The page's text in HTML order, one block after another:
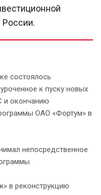
состоялось
к пуску новых
и окончанию
ОАО «Фортум» в
непосредственное
в реконструкцию